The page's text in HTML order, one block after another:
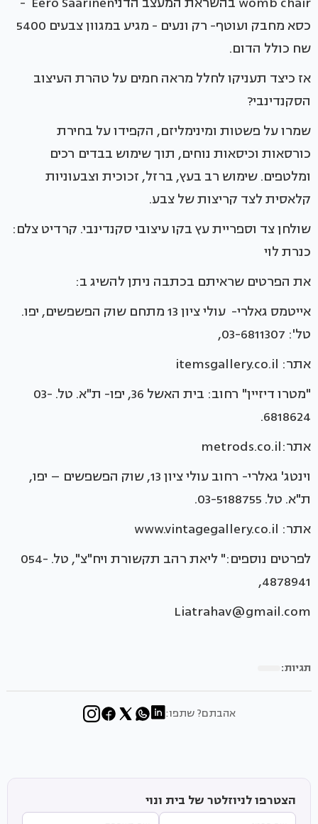
כסא מחבק ועוטף- רק ונעים - מגיע במגוון צבעים 5400
שח כולל הדום.
אז כיצד תעניקו לחלל מראה חמים על טהרת העיצוב
הסקנדינבי?
שמרו על פשטות ומינימליזם, הקפידו על בחירת
כורסאות וכיסאות נוחים, תוך שימוש בבדים רכים
ומלטפים. שימוש רב בעץ, ברזל, זכוכית וצבעוניות
קלאסית לצד קריצות של צבע.
שולחן צד וספריית עץ בקו עיצובי סקנדינבי. קרדיט צלם:
כנרת לוי
את הפרטים שראיתם בכתבה ניתן להשיג ב:
אייטמס גאלרי- עולי ציון 13 מתחם שוק הפשפשים, יפו.
טל': 03-6811307,
אתר: itemsgallery.co.il
"מטרו דיזיין" רחוב: בית האשל 36, יפו- ת"א. טל. 03-
6818624.
אתר:metrods.co.il
וינטג' גאלרי- רחוב עולי ציון 13, שוק הפשפשים – יפו,
ת"א. טל. 03-5188755.
אתר: www.vintagegallery.co.il
לפרטים נוספים:" ליאת רהב תקשורת ויח"צ", טל. 054-
4878941,
Liatrahav@gmail.com
תגיות:
אהבתם? שתפו:
הצטרפו לניוזלטר של בית ונוי